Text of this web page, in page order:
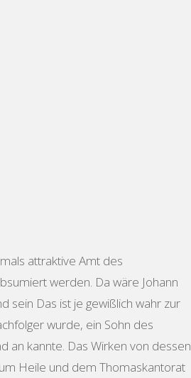
attraktive Amt des
werden. Da wäre Johann
sein Das ist je gewißlich wahr zur
wurde, ein Sohn des
an kannte. Das Wirken von dessen
Heile und dem Thomaskantorat